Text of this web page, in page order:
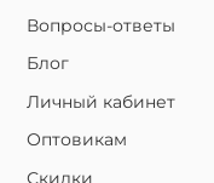
Вопросы-ответы
Блог
Личный кабинет
Оптовикам
Скидки